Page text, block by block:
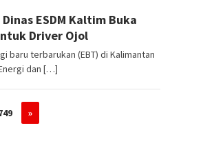
ESDM Kaltim Buka
Driver Ojol
baru terbarukan (EBT) di Kalimantan
dan […]
»